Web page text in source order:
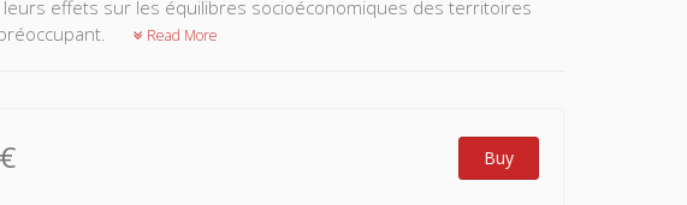
effets sur les équilibres socioéconomiques des territoires
Read More
Buy